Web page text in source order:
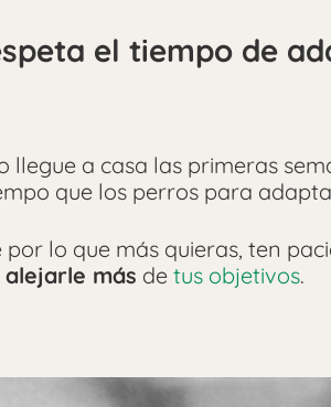
el tiempo de
llegue a casa las primeras
que los perros para
por lo que más quieras, ten
más de tus objetivos.